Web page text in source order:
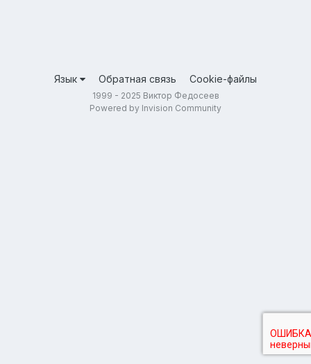
Язык Обратная связь Cookie-файлы
1999 - 2025 Виктор Федосеев
Powered by Invision Community